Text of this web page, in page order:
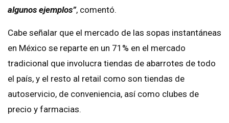
algunos ejemplos”, comentó.
Cabe señalar que el mercado de las sopas instantáneas
en México se reparte en un 71% en el mercado
tradicional que involucra tiendas de abarrotes de todo
el país, y el resto al retail como son tiendas de
autoservicio, de conveniencia, así como clubes de
precio y farmacias.